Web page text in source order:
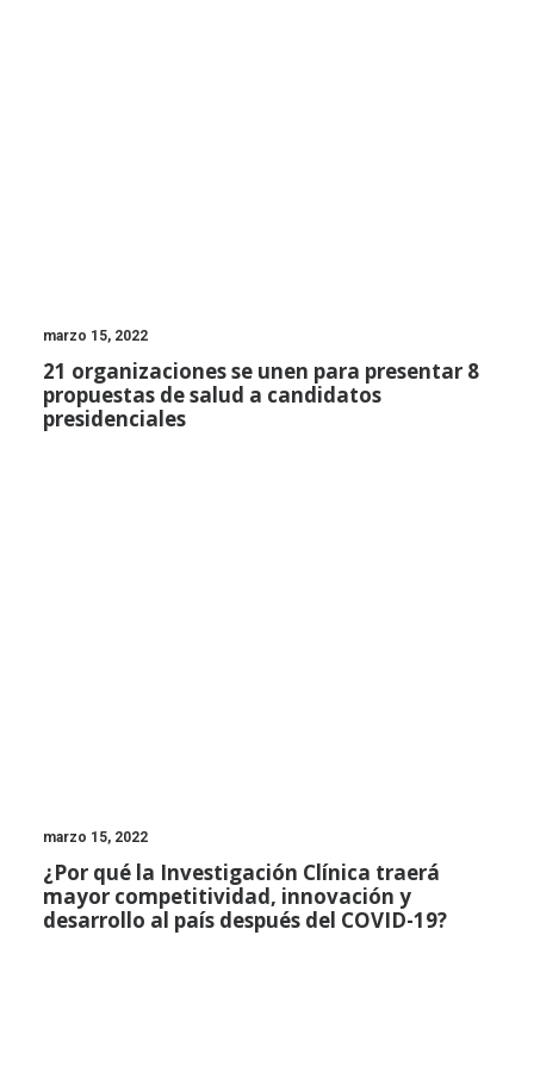
marzo 15, 2022
21 organizaciones se unen para presentar 8
propuestas de salud a candidatos
presidenciales
marzo 15, 2022
¿Por qué la Investigación Clínica traerá
mayor competitividad, innovación y
desarrollo al país después del COVID-19?